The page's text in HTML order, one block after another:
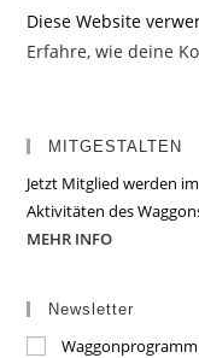
Diese Website
Erfahre, wie deine
MITGESTALTEN
Jetzt Mitglied werden
Aktivitäten des
MEHR INFO
Newsletter
Waggonprogramm